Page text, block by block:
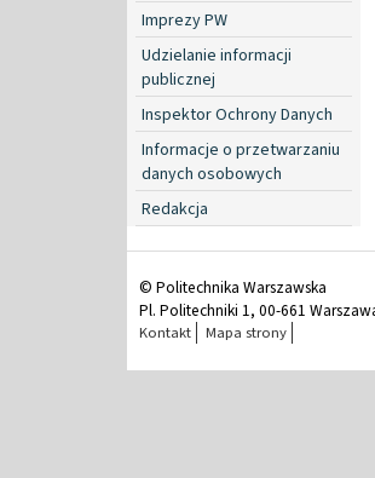
Imprezy PW
Udzielanie informacji
publicznej
Inspektor Ochrony Danych
Informacje o przetwarzaniu
danych osobowych
Redakcja
© Politechnika Warszawska
Pl. Politechniki 1, 00-661
Kontakt Mapa strony